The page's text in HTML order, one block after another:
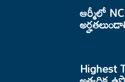
ఆర్మీలో
Highest